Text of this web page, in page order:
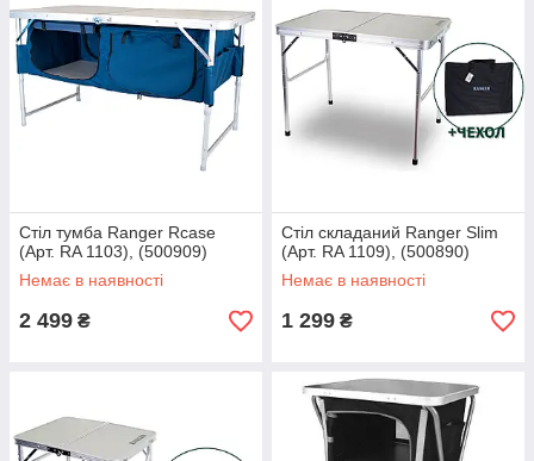
Стіл тумба Ranger Rcase
(Арт. RA 1103), (500909)
Немає в наявності
2 499 ₴
Стіл складаний Ranger Slim
(Арт. RA 1109), (500890)
Немає в наявності
1 299 ₴